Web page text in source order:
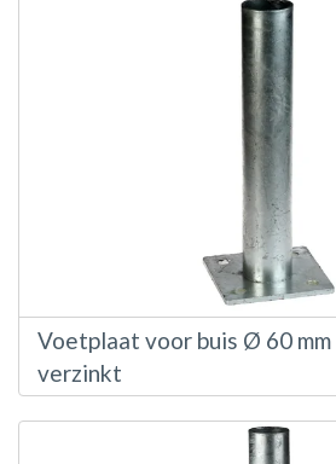
Voetplaat voor buis Ø 60
verzinkt